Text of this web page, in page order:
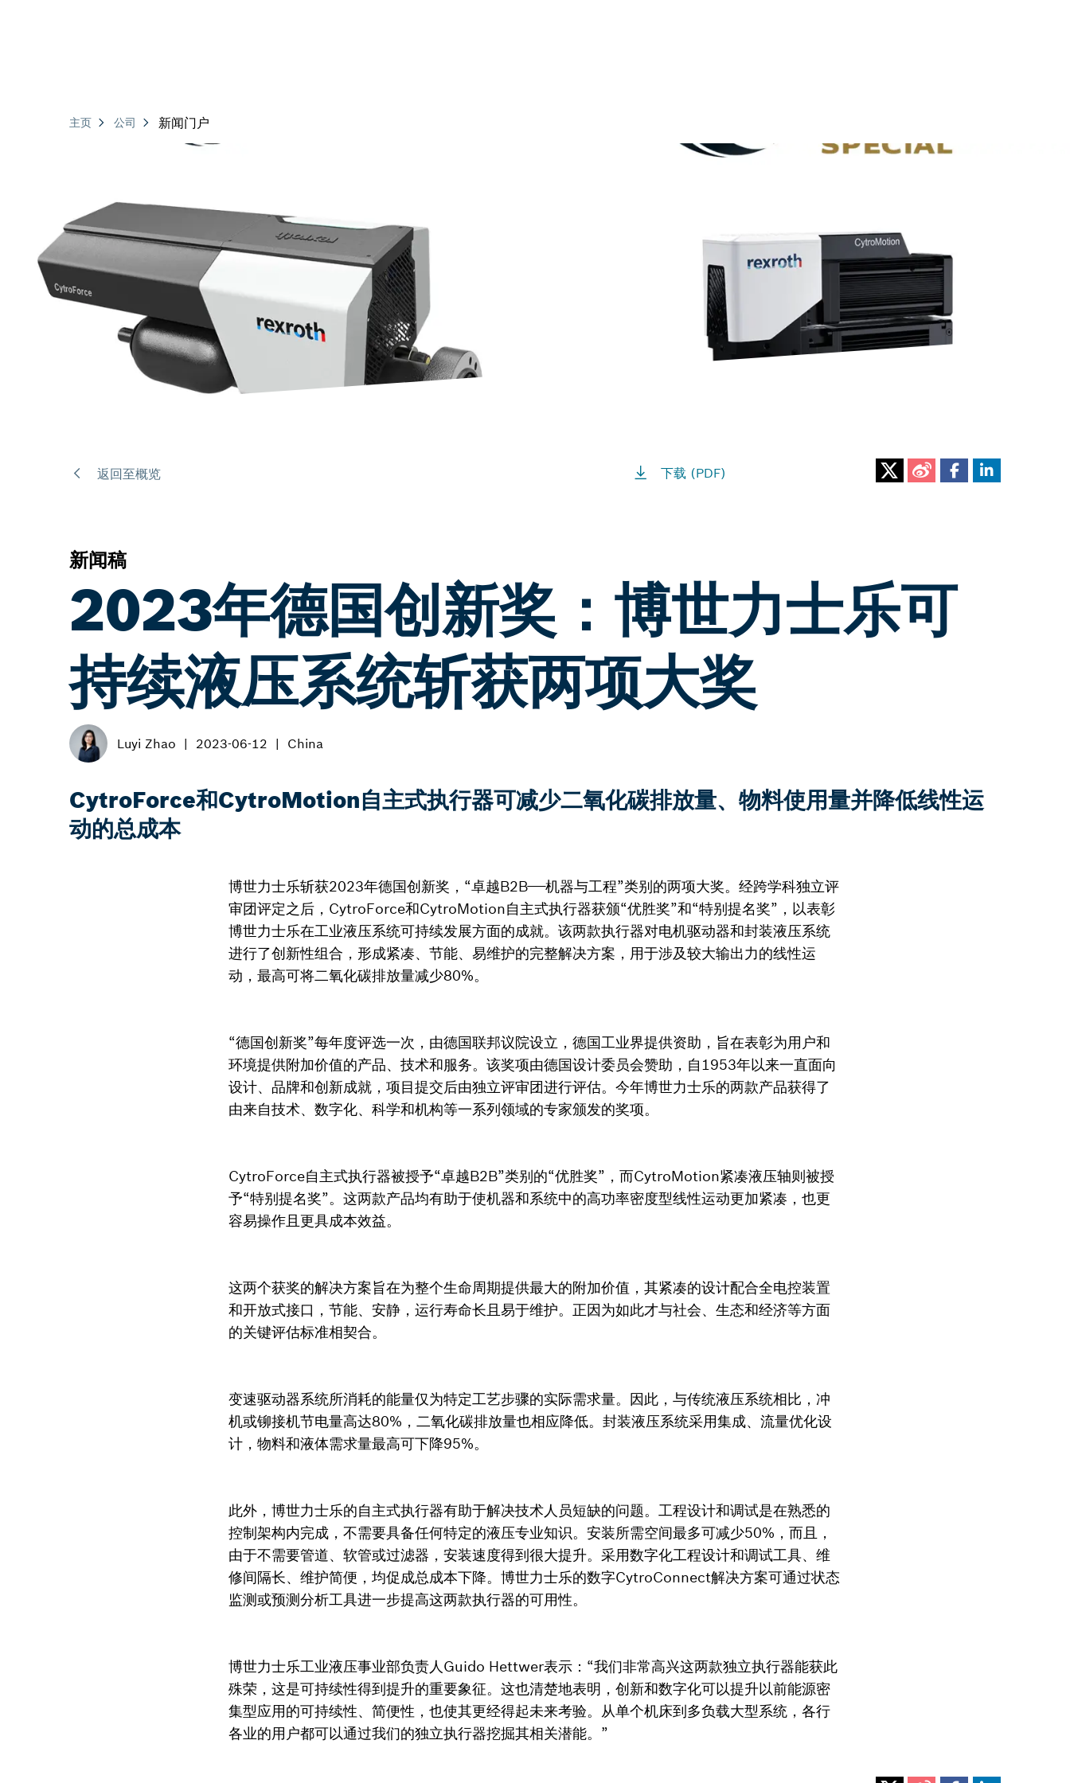
主页 公司 新闻门户
返回至概览 下载 (PDF)
新闻稿
2023年德国创新奖：博世力士乐可
持续液压系统斩获两项大奖
Luyi Zhao 2023-06-12 China
CytroForce和CytroMotion自主式执行器可减少二氧化碳排放量、物料使用量并降低线性运
动的总成本
博世力士乐斩获2023年德国创新奖，“卓越B2B——机器与工程”类别的两项大奖。经跨学科独立评
审团评定之后，CytroForce和CytroMotion自主式执行器获颁“优胜奖”和“特别提名奖”，以表彰
博世力士乐在工业液压系统可持续发展方面的成就。该两款执行器对电机驱动器和封装液压系统
进行了创新性组合，形成紧凑、节能、易维护的完整解决方案，用于涉及较大输出力的线性运
动，最高可将二氧化碳排放量减少80%。
“德国创新奖”每年度评选一次，由德国联邦议院设立，德国工业界提供资助，旨在表彰为用户和
环境提供附加价值的产品、技术和服务。该奖项由德国设计委员会赞助，自1953年以来一直面向
设计、品牌和创新成就，项目提交后由独立评审团进行评估。今年博世力士乐的两款产品获得了
由来自技术、数字化、科学和机构等一系列领域的专家颁发的奖项。
CytroForce自主式执行器被授予“卓越B2B”类别的“优胜奖”，而CytroMotion紧凑液压轴则被授
予“特别提名奖”。这两款产品均有助于使机器和系统中的高功率密度型线性运动更加紧凑，也更
容易操作且更具成本效益。
这两个获奖的解决方案旨在为整个生命周期提供最大的附加价值，其紧凑的设计配合全电控装置
和开放式接口，节能、安静，运行寿命长且易于维护。正因为如此才与社会、生态和经济等方面
的关键评估标准相契合。
变速驱动器系统所消耗的能量仅为特定工艺步骤的实际需求量。因此，与传统液压系统相比，冲
机或铆接机节电量高达80%，二氧化碳排放量也相应降低。封装液压系统采用集成、流量优化设
计，物料和液体需求量最高可下降95%。
此外，博世力士乐的自主式执行器有助于解决技术人员短缺的问题。工程设计和调试是在熟悉的
控制架构内完成，不需要具备任何特定的液压专业知识。安装所需空间最多可减少50%，而且，
由于不需要管道、软管或过滤器，安装速度得到很大提升。采用数字化工程设计和调试工具、维
修间隔长、维护简便，均促成总成本下降。博世力士乐的数字CytroConnect解决方案可通过状态
监测或预测分析工具进一步提高这两款执行器的可用性。
博世力士乐工业液压事业部负责人Guido Hettwer表示：“我们非常高兴这两款独立执行器能获此
殊荣，这是可持续性得到提升的重要象征。这也清楚地表明，创新和数字化可以提升以前能源密
集型应用的可持续性、简便性，也使其更经得起未来考验。从单个机床到多负载大型系统，各行
各业的用户都可以通过我们的独立执行器挖掘其相关潜能。”